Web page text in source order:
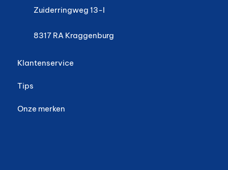
Zuiderringweg 13-I
8317 RA Kraggenburg
Klantenservice
Tips
Onze merken